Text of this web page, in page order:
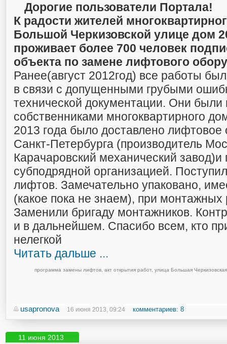
Дорогие пользователи Портала!
К радости жителей
Большой Черкизовской улице дом
проживает более 700 человек
объекта по замене лифтового
Ранее(август 2012год) все работы
в связи с допущенными грубыми
технической документации. Они
собственниками многоквартирного
2013 года было доставлено лифтовое
Санкт-Петербурга (производитель
Карачаровский механический завод)и
субподрядной организацией.
лифтов. Замечательно упаковано,
(какое пока не знаем), при монтажных
Заменили бригаду монтажников.
и в дальнейшем. Спасибо всем, кто
нелегкой
Читать дальше ...
программа замены лифтов, акт открытия работ, улица Большая Черкизовская
usapronova 16 июня 2013, 09:24 комментариев: 8
11 июня 2013